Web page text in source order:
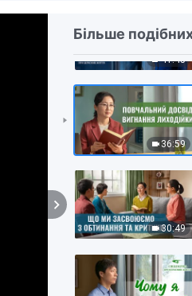
Більше
41:45
36:59
30:49